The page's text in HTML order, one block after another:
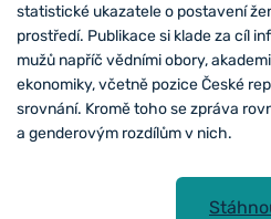
statistické ukazatele o postavení
prostředí. Publikace si klade za cíl
mužů napříč vědními obory,
ekonomiky, včetně pozice České
srovnání. Kromě toho se zpráva
a genderovým rozdílům v nich.